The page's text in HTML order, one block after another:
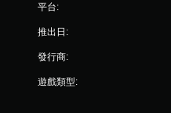
平台:
推出日:
發行商:
遊戲類型: